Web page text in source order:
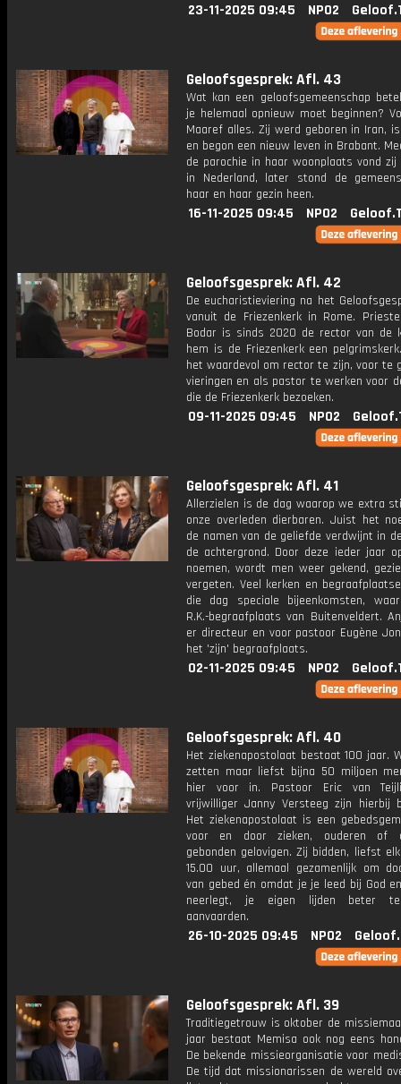
23-11-2025 09:45 NPO2
Geloofsgesprek: Afl. 43
Wat kan een geloofsgemeenschap
je helemaal opnieuw moet beginnen?
Maaref alles. Zij werd geboren in Iran,
en begon een nieuw leven in Brabant.
de parochie in haar woonplaats vond
in Nederland, later stond de
haar en haar gezin heen.
16-11-2025 09:45 NPO2
Geloofsgesprek: Afl. 42
De eucharistieviering na het
vanuit de Friezenkerk in Rome.
Bodar is sinds 2020 de rector van de
hem is de Friezenkerk een
het waardevol om rector te zijn, voor te
vieringen en als pastor te werken voor
die de Friezenkerk bezoeken.
09-11-2025 09:45 NPO2
Geloofsgesprek: Afl. 41
Allerzielen is de dag waarop we extra
onze overleden dierbaren. Juist het
de namen van de geliefde verdwijnt in
de achtergrond. Door deze ieder jaar
noemen, wordt men weer gekend,
vergeten. Veel kerken en
die dag speciale bijeenkomsten,
R.K.-begraafplaats van Buitenveldert.
er directeur en voor pastoor Eugène
het 'zijn' begraafplaats.
02-11-2025 09:45 NPO2
Geloofsgesprek: Afl. 40
Het ziekenapostolaat bestaat 100 jaar.
zetten maar liefst bijna 50 miljoen
hier voor in. Pastoor Eric van
vrijwilliger Janny Versteeg zijn hierbij
Het ziekenapostolaat is een
voor en door zieken, ouderen of
gebonden gelovigen. Zij bidden, liefst
15.00 uur, allemaal gezamenlijk om
van gebed én omdat je je leed bij God
neerlegt, je eigen lijden beter te
aanvaarden.
26-10-2025 09:45 NPO2
Geloofsgesprek: Afl. 39
Traditiegetrouw is oktober de
jaar bestaat Memisa ook nog eens
De bekende missieorganisatie voor
De tijd dat missionarissen de wereld